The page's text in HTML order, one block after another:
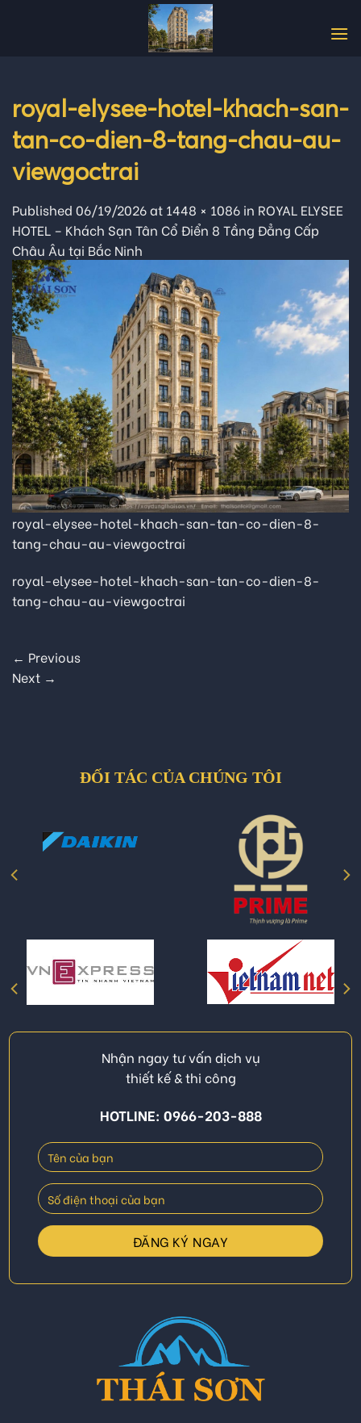
royal-elysee-hotel-khach-san-
tan-co-dien-8-tang-chau-au-
viewgoctrai
Published 06/19/2026at 1448 × 1086 in ROYAL ELYSEE
HOTEL – Khách Sạn Tân Cổ Điển 8 Tầng Đẳng Cấp
Châu Âu tại Bắc Ninh
royal-elysee-hotel-khach-san-tan-co-dien-8-
tang-chau-au-viewgoctrai
royal-elysee-hotel-khach-san-tan-co-dien-8-
tang-chau-au-viewgoctrai
← Previous
Next →
ĐỐI TÁC CỦA CHÚNG TÔI
Nhận ngay tư vấn dịch vụ
thiết kế & thi công
HOTLINE: 0966-203-888